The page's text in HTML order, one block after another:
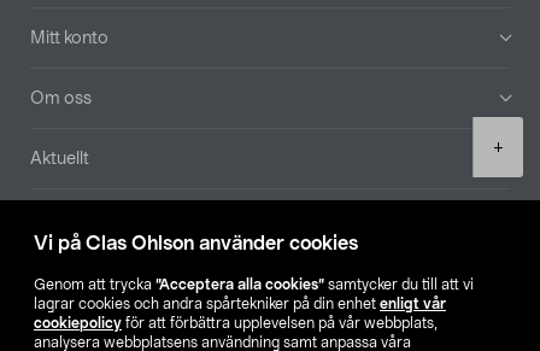
Vi på Clas Ohlson använder cookies
Genom att trycka ”Acceptera alla cookies” samtycker du till att vi
lagrar cookies och andra spårtekniker på din enhet enligt vår
cookiepolicy för att förbättra upplevelsen på vår webbplats,
analysera webbplatsens användning samt anpassa våra
+
Mitt konto
Om oss
Aktuellt
Hitta butik
SE NO FI